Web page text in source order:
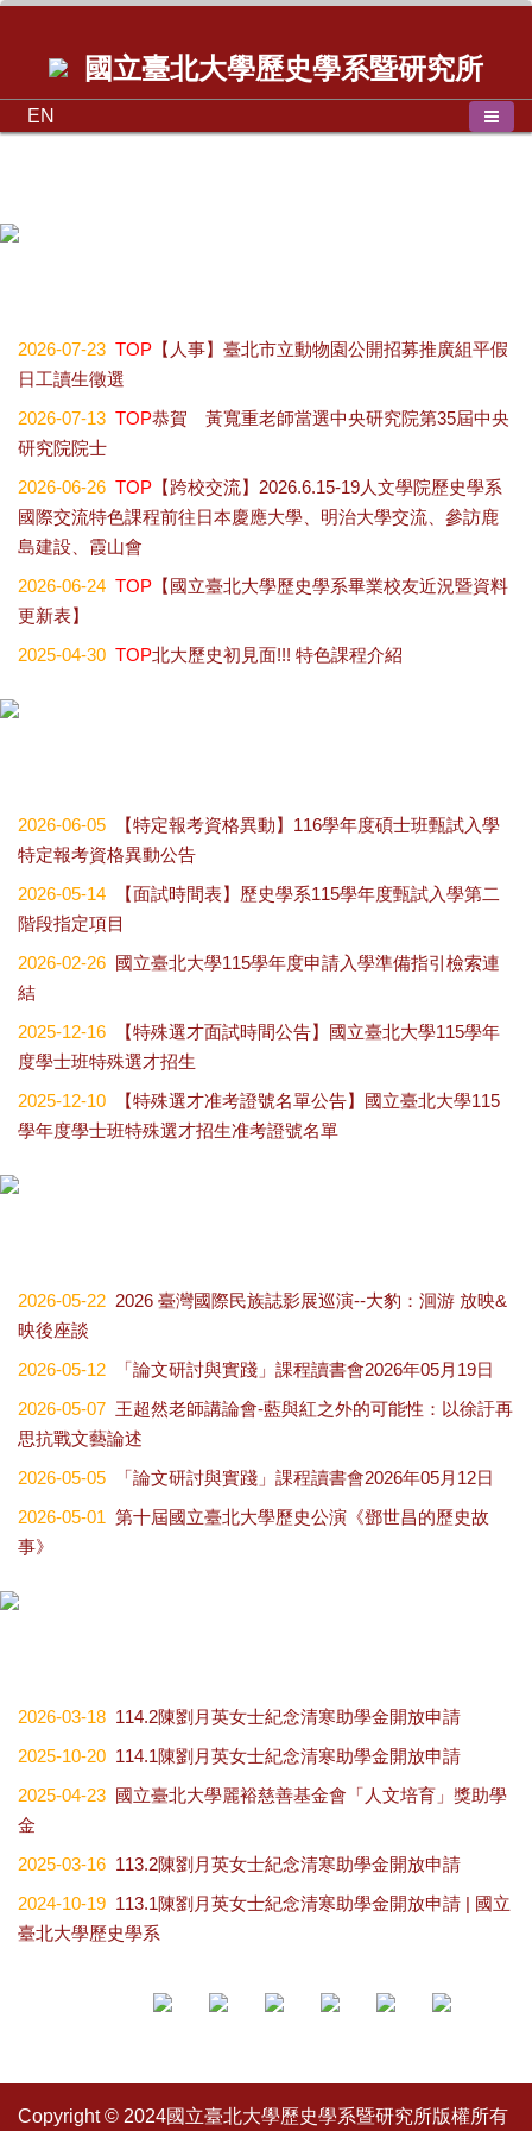
國立臺北大學歷史學系暨研究所
EN
2026-07-23 TOP 【人事】臺北市立動物園公開招募推廣組平假
日工讀生徵選
2026-07-13 TOP恭賀 黃寬重老師當選中央研究院第35屆中央
研究院院士
2026-06-26 TOP 【跨校交流】2026.6.15-19人文學院歷史學系
國際交流特色課程前往日本慶應大學、明治大學交流、參訪鹿
島建設、霞山會
2026-06-24 TOP 【國立臺北大學歷史學系畢業校友近況暨資料
更新表】
2025-04-30 TOP北大歷史初見面!!! 特色課程介紹
2026-06-05 【特定報考資格異動】116學年度碩士班甄試入學
特定報考資格異動公告
2026-05-14 【面試時間表】歷史學系115學年度甄試入學第二
階段指定項目
2026-02-26 國立臺北大學115學年度申請入學準備指引檢索連
結
2025-12-16 【特殊選才面試時間公告】國立臺北大學115學年
度學士班特殊選才招生
2025-12-10 【特殊選才准考證號名單公告】國立臺北大學115
學年度學士班特殊選才招生准考證號名單
2026-05-22 2026 臺灣國際民族誌影展巡演--大豹：洄游 放映&
映後座談
2026-05-12 「論文研討與實踐」課程讀書會2026年05月19日
2026-05-07 王超然老師講論會-藍與紅之外的可能性：以徐訏再
思抗戰文藝論述
2026-05-05 「論文研討與實踐」課程讀書會2026年05月12日
2026-05-01 第十屆國立臺北大學歷史公演《鄧世昌的歷史故
事》
2026-03-18 114.2陳劉月英女士紀念清寒助學金開放申請
2025-10-20 114.1陳劉月英女士紀念清寒助學金開放申請
2025-04-23 國立臺北大學麗裕慈善基金會「人文培育」獎助學
金
2025-03-16 113.2陳劉月英女士紀念清寒助學金開放申請
2024-10-19 113.1陳劉月英女士紀念清寒助學金開放申請 | 國立
臺北大學歷史學系
Copyright © 2024國立臺北大學歷史學系暨研究所版權所有